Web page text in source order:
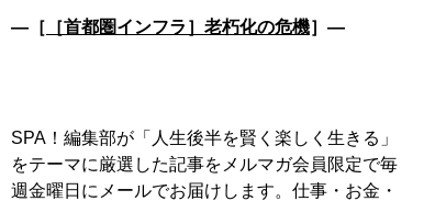
―［ ［首都圏インフラ］老朽化の危機］―
SPA！編集部が「人生後半を賢く楽しく生きる」
をテーマに厳選した記事をメルマガ会員限定で毎
週金曜日にメールでお届けします。仕事・お金・